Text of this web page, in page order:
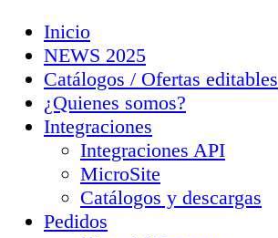
Inicio
NEWS 2025
Catálogos / Ofertas editables
¿Quienes somos?
Integraciones
Integraciones API
MicroSite
Catálogos y descargas
Pedidos